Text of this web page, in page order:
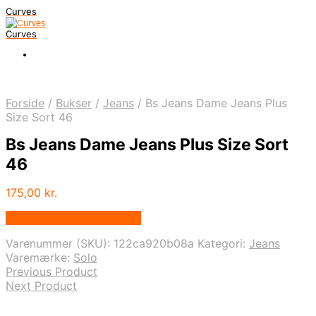
Curves
Curves
Forside / Bukser / Jeans / Bs Jeans Dame Jeans Plus
Size Sort 46
Bs Jeans Dame Jeans Plus Size Sort
46
175,00 kr.
Varenummer (SKU): 122ca920b08a Kategori: Jeans
Varemærke: Solo
Previous Product
Next Product